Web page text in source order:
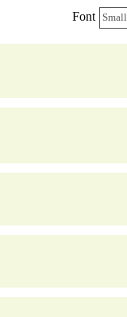
Font Small